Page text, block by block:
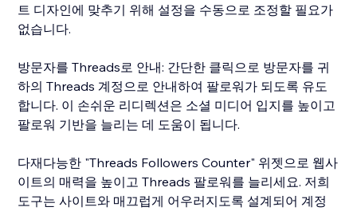
트 디자인에 맞추기 위해 설정을 수동으로 조정할 필요가
없습니다.
방문자를 Threads로 안내: 간단한 클릭으로 방문자를 귀
하의 Threads 계정으로 안내하여 팔로워가 되도록 유도
합니다. 이 손쉬운 리디렉션은 소셜 미디어 입지를 높이고
팔로워 기반을 늘리는 데 도움이 됩니다.
다재다능한 "Threads Followers Counter" 위젯으로 웹사
이트의 매력을 높이고 Threads 팔로워를 늘리세요. 저희
도구는 사이트와 매끄럽게 어우러지도록 설계되어 계정